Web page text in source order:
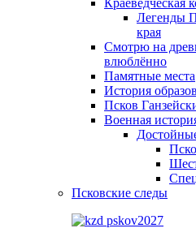
Краеведческая
Легенды
края
Смотрю на
влюблённо
Памятные места
История
Псков
Военная
Псковские следы